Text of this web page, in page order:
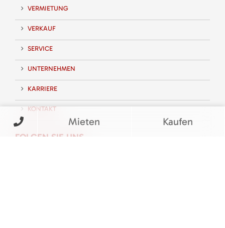
VERMIETUNG
VERKAUF
SERVICE
UNTERNEHMEN
KARRIERE
KONTAKT
FOLGEN SIE UNS
Mieten Kaufen